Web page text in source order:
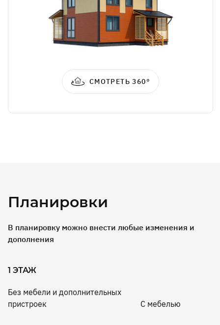
СМОТРЕТЬ 360°
Планировки
В планировку можно внести любые изменения и
дополнения
1 ЭТАЖ
Без мебели и дополнительных
пристроек
С мебелью